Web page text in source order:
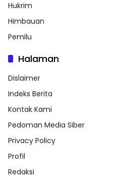
Hukrim
Himbauan
Pemilu
Halaman
Dislaimer
Indeks Berita
Kontak Kami
Pedoman Media Siber
Privacy Policy
Profil
Redaksi